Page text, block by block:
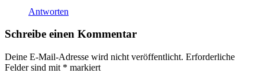
Antworten
Schreibe einen Kommentar
Deine E-Mail-Adresse wird nicht veröffentlicht. Erforderliche
Felder sind mit * markiert